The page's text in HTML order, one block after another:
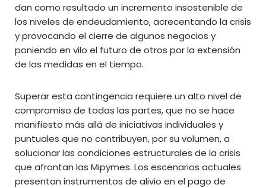
dan como resultado un incremento insostenible de
los niveles de endeudamiento, acrecentando la crisis
y provocando el cierre de algunos negocios y
poniendo en vilo el futuro de otros por la extensión
de las medidas en el tiempo.
Superar esta contingencia requiere un alto nivel de
compromiso de todas las partes, que no se hace
manifiesto más allá de iniciativas individuales y
puntuales que no contribuyen, por su volumen, a
solucionar las condiciones estructurales de la crisis
que afrontan las Mipymes. Los escenarios actuales
presentan instrumentos de alivio en el pago de